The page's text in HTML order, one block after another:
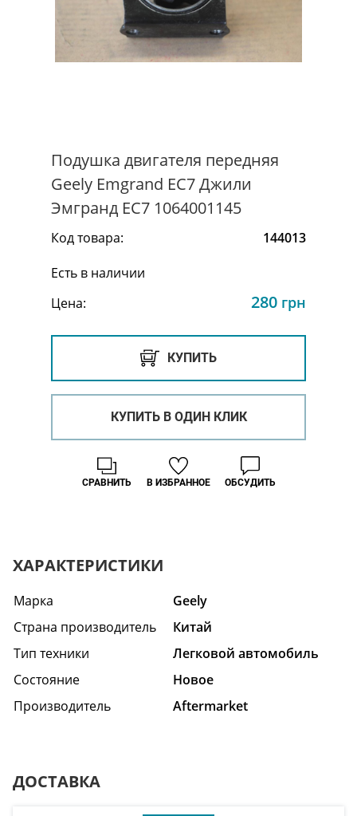
Подушка двигателя передняя
Geely Emgrand EC7 Джили
Эмгранд ЕС7 1064001145
Код товара:
144013
Есть в наличии
Цена:
280 грн
КУПИТЬ
КУПИТЬ В ОДИН КЛИК
В ИЗБРАННОЕ
СРАВНИТЬ ОБСУДИТЬ
ХАРАКТЕРИСТИКИ
Марка
Geely
Страна производитель
Китай
Тип техники
Легковой автомобиль
Состояние
Hовое
Производитель
Aftermarket
ДОСТАВКА